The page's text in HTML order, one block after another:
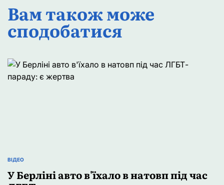
Вам також може
сподобатися
ОПУБЛІКУВАТИ
ВІДЕО
У Берліні авто в'їхало в натовп під час